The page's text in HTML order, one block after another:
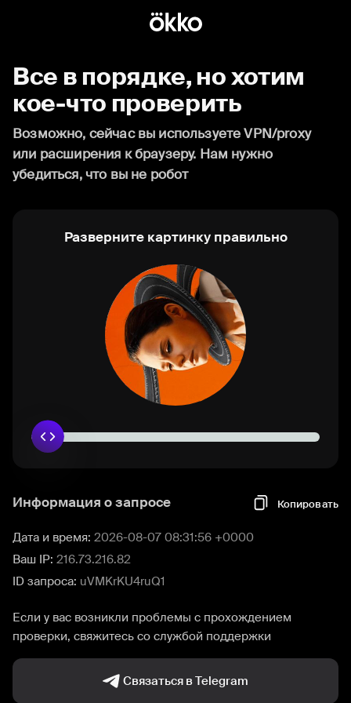
Все в порядке, но хотим
кое-что проверить
Возможно, сейчас вы используете VPN/proxy
или расширения к браузеру. Нам нужно
убедиться, что вы не робот
Разверните картинку правильно
Информация о запросе Копировать
Дата и время: 2026-08-07 08:31:56 +0000
Ваш IP: 216.73.216.82
ID запроса: uVMKrKU4ruQ1
Если у вас возникли проблемы с прохождением
проверки, свяжитесь со службой поддержки
Связаться в Telegram